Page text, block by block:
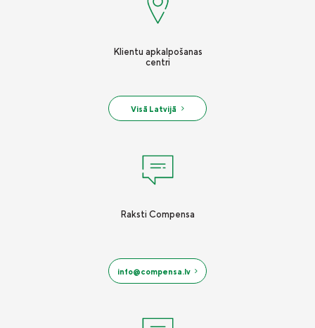
Klientu apkalpošanas
centri
Visā Latvijā
Raksti Compensa
info@compensa.lv